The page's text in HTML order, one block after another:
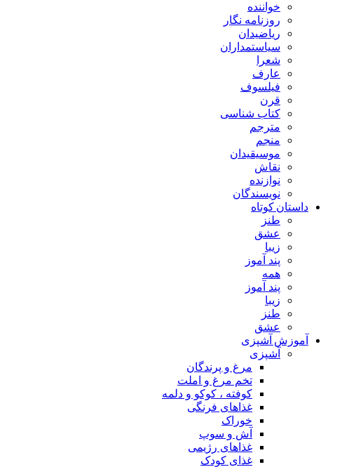
خواننده
روزنامه نگار
ریاضیدان
سیاستمداران
شعرا
عارف
فیلسوف
قرن
کتاب شناسی
مترجم
منجم
موسیقیدان
نقاش
نوازنده
نویسندگان
داستان کوتاه
طنز
عشق
زیبا
پند آموز
همه
پند آموز
زیبا
طنز
عشق
آموزش آشپزی
آشپزی
مرغ و پرندگان
تخم مرغ و املت
کوفته ، کوکو و دلمه
غذاهای فرنگی
خوراک
آش و سوپ
غذاهای رژیمی
غذای کودک